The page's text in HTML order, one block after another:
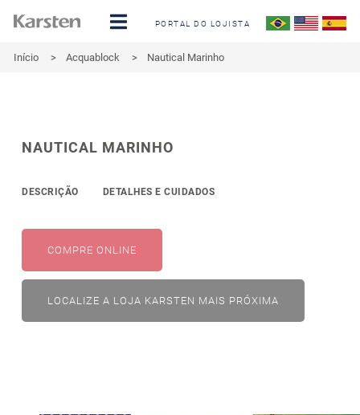
PORTAL DO LOJISTA
Início > Acquablock > Nautical Marinho
NAUTICAL MARINHO
DESCRIÇÃO DETALHES E CUIDADOS
COMPRE ONLINE
LOCALIZE A LOJA KARSTEN MAIS PRÓXIMA